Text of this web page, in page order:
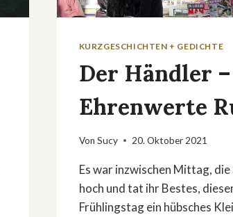
KURZGESCHICHTEN + GEDICHTE
Der Händler
Ehrenwerte
Von Sucy 20. Oktober 2021
Es war inzwischen Mittag, die
hoch und tat ihr Bestes,
Frühlingstag ein hübsches